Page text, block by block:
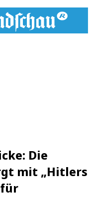
Die
mit „Hitlers
für